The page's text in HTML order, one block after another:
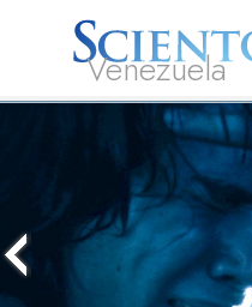
Venezuela
¿Qué es
Scientology?